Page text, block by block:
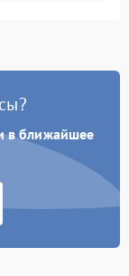
Подробнее →
в ближайшее